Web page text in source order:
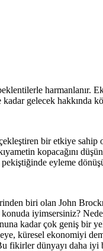
harmanlanır.
gelecek hakkında
bir etkiye
kopacağını
eyleme
biri olan John
iyimsersiniz?
kadar çok geniş
küresel ekonomiyi
fikirler dünyayı daha